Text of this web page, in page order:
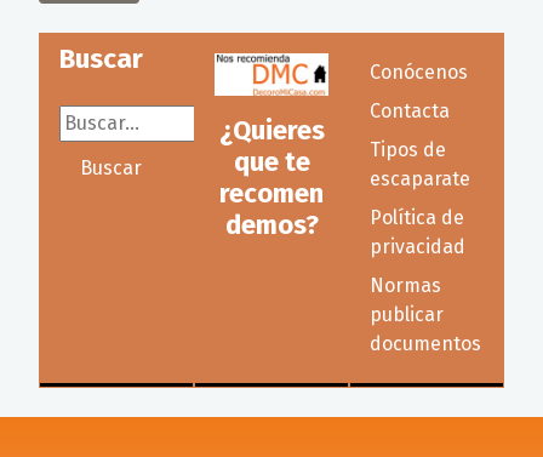
Buscar
Buscar...
Buscar
¿Quieres
que te
recomen
demos?
Conócenos
Contacta
Tipos de
escaparate
Política de
privacidad
Normas
publicar
documentos